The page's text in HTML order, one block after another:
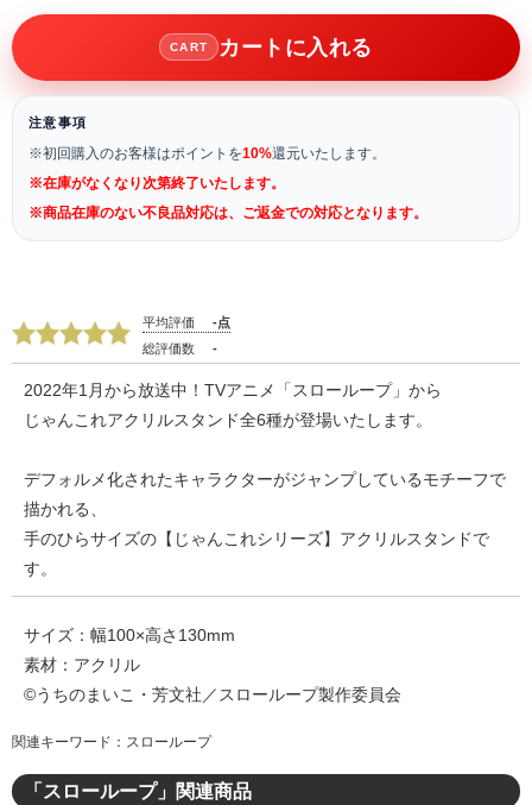
CART カートに入れる
注意事項
※初回購入のお客様はポイントを10%還元いたします。
※在庫がなくなり次第終了いたします。
※商品在庫のない不良品対応は、ご返金での対応となります。
平均評価
-点
総評価数
-
2022年1月から放送中！TVアニメ「スローループ」から
じゃんこれアクリルスタンド全6種が登場いたします。
デフォルメ化されたキャラクターがジャンプしているモチーフで
描かれる、
手のひらサイズの【じゃんこれシリーズ】アクリルスタンドで
す。
サイズ：幅100×高さ130mm
素材：アクリル
©うちのまいこ・芳文社／スローループ製作委員会
関連キーワード：スローループ
「スローループ」関連商品